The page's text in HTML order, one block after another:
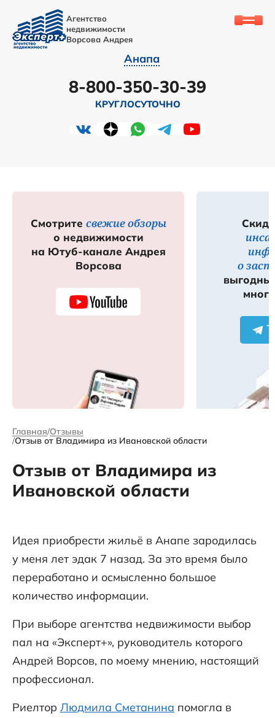
Агентство
недвижимости
Ворсова Андрея
Анапа
8-800-350-30-39
КРУГЛОСУТОЧНО
Смотрите свежие обзоры
о недвижимости
на Ютуб-канале Андрея
Ворсова
о
Главная Отзывы
Отзыв от Владимира из Ивановской области
Отзыв от Владимира из
Ивановской области
Идея приобрести жильё в Анапе зародилась
у меня лет эдак 7 назад. За это время было
переработано и осмысленно большое
количество информации.
При выборе агентства недвижимости выбор
пал на «Эксперт+», руководитель которого
Андрей Ворсов, по моему мнению, настоящий
профессионал.
Риелтор Людмила Сметанина помогла в